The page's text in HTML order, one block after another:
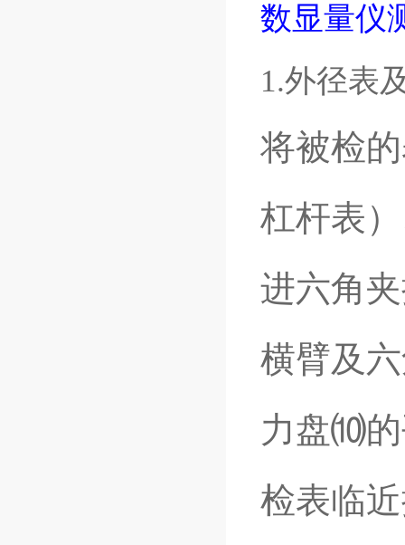
数显量仪
1.外径表
将被检
杠杆表
进六角
横臂及
力盘⑽的
检表临